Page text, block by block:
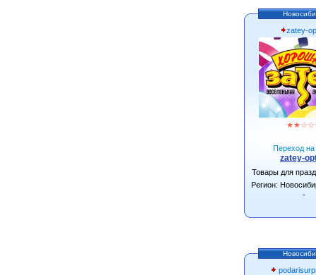
zatey-
★★☆☆
Переход на
zatey-
Товары для
Регион:
-